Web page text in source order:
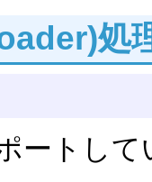
処
ートして